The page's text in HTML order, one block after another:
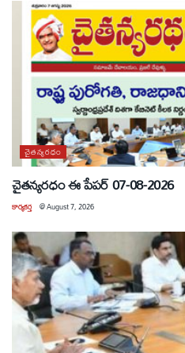
చైతన్యరధం
చైతన్యరధం ఈ పేపర్ 07-08-2026
కార్యకర్త @August 7, 2026